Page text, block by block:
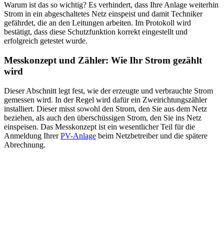
Warum ist das so wichtig? Es verhindert, dass Ihre Anlage weiterhin
Strom in ein abgeschaltetes Netz einspeist und damit Techniker
gefährdet, die an den Leitungen arbeiten. Im Protokoll wird
bestätigt, dass diese Schutzfunktion korrekt eingestellt und
erfolgreich getestet wurde.
Messkonzept und Zähler: Wie Ihr Strom gezählt
wird
Dieser Abschnitt legt fest, wie der erzeugte und verbrauchte Strom
gemessen wird. In der Regel wird dafür ein Zweirichtungszähler
installiert. Dieser misst sowohl den Strom, den Sie aus dem Netz
beziehen, als auch den überschüssigen Strom, den Sie ins Netz
einspeisen. Das Messkonzept ist ein wesentlicher Teil für die
Anmeldung IhrerPV-Anlage beim Netzbetreiber und die spätere
Abrechnung.